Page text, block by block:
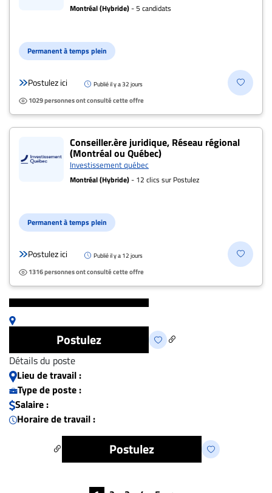
Montréal (Hybride)- 5 candidats
Permanent à temps plein
Postulez ici Publié il y a 32 jours
1029 personnes ont consulté cette offre
Conseiller.ère juridique, Réseau régional
(Montréal ou Québec)
Investissement québec
Montréal (Hybride)- 12 clics sur Postulez
Permanent à temps plein
Postulez ici Publié il y a 12 jours
1316 personnes ont consulté cette offre
Postulez
Détails du poste
Lieu de travail :
Type de poste :
Salaire :
Horaire de travail :
Postulez